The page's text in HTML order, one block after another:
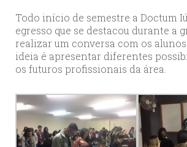
Todo início de semestre a Doctum
egresso que se destacou durante a
realizar um conversa com os
ideia é apresentar diferentes
os futuros profissionais da área.